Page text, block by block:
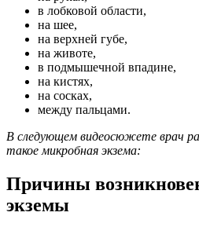
в лобковой области,
на шее,
на верхней губе,
на животе,
в подмышечной впадине,
на кистях,
на сосках,
между пальцами.
В следующем видеосюжете врач
такое микробная экзема:
Причины
экземы